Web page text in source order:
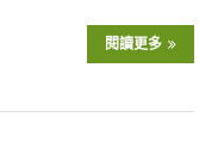
閱讀更多